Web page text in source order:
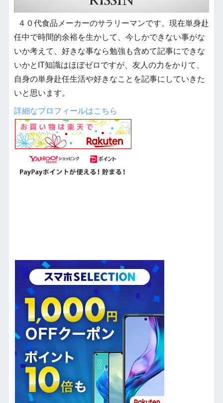
４０代食品メーカーのサラリーマンです。現在単身赴
任中で時間的余裕を生かして、今しかできない事がな
いか考えて、好きな事なら勉強も含めて記事にできな
いかとIT知識はほぼゼロですが、友人の力をかりて、
自身の単身赴任生活や好きなことを記事にしていきた
いと思います。
詳細なプロフィールはこちら